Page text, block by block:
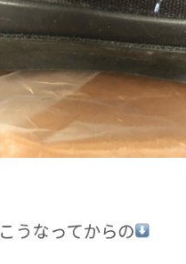
こうなってからの